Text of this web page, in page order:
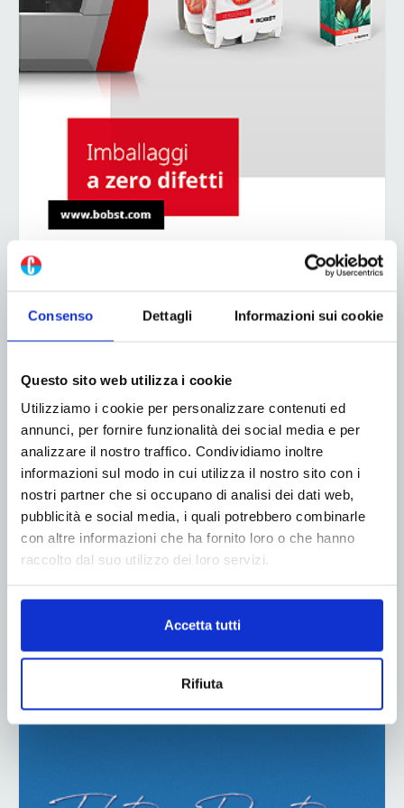
Consenso Dettagli Informazioni sui cookie
Questo sito web utilizza i cookie
Utilizziamo i cookie per personalizzare contenuti ed
annunci, per fornire funzionalità dei social media e per
analizzare il nostro traffico. Condividiamo inoltre
informazioni sul modo in cui utilizza il nostro sito con i
nostri partner che si occupano di analisi dei dati web,
pubblicità e social media, i quali potrebbero combinarle
con altre informazioni che ha fornito loro o che hanno
raccolto dal suo utilizzo dei loro servizi.
Accetta tutti
Rifiuta
ADV